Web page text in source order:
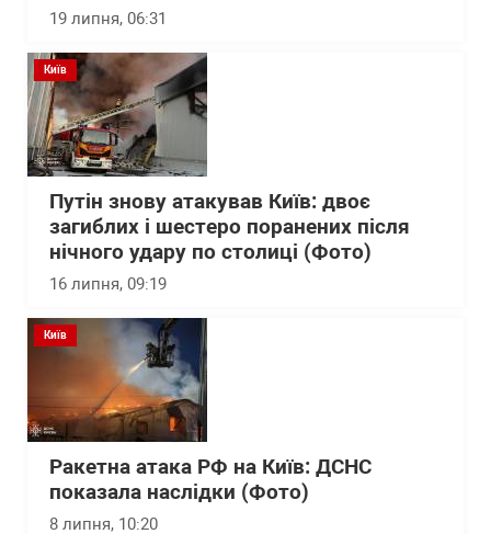
19 липня, 06:31
Київ
Путін знову атакував Київ: двоє
загиблих і шестеро поранених після
нічного удару по столиці (Фото)
16 липня, 09:19
Київ
Ракетна атака РФ на Київ: ДСНС
показала наслідки (Фото)
8 липня, 10:20